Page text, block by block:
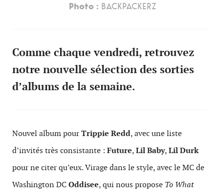
Photo : BACKPACKERZ
Comme chaque vendredi, retrouvez
notre nouvelle sélection des sorties
d’albums de la semaine.
Nouvel album pourTrippie Redd, avec une liste
d’invités très consistante : Future,Lil Baby,Lil Durk
pour ne citer qu’eux. Virage dans le style, avec le MC de
Washington DCOddisee, qui nous propose To What